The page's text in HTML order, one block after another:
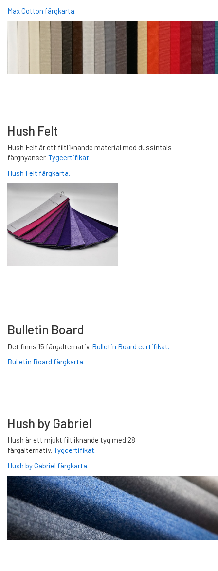
Max Cotton färgkarta.
Hush Felt
Hush Felt är ett filtliknande material med dussintals
färgnyanser. Tygcertifikat.
Hush Felt färgkarta.
Bulletin Board
Det finns 15 färgalternativ. Bulletin Board certifikat.
Bulletin Board färgkarta.
Hush by Gabriel
Hush är ett mjukt filtliknande tyg med 28
färgalternativ. Tygcertifikat.
Hush by Gabriel färgkarta.